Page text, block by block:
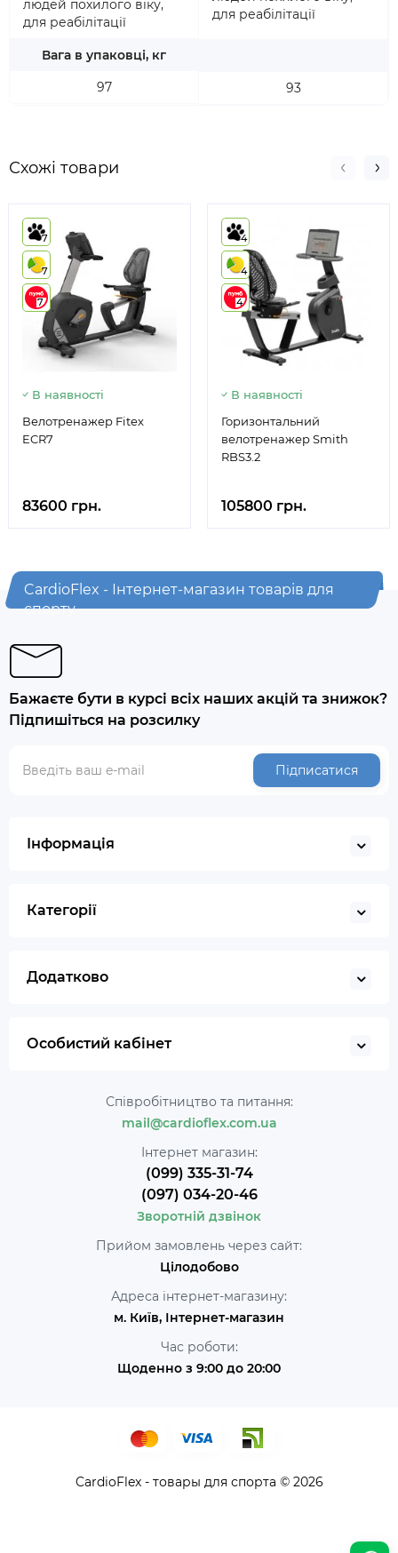
людей похилого віку,
для реабілітації
Вага в упаковці, кг
97
для реабілітації
93
Схожі товари
7
7
7
В наявності
Велотренажер Fitex
ECR7
83600 грн.
4
4
4
В наявності
Горизонтальний
велотренажер Smith
RBS3.2
105800 грн.
CardioFlex - Інтернет-магазин товарів для
спорту
Бажаєте бути в курсі всіх наших акцій та знижок?
Підпишіться на розсилку
Підписатися
Інформація
Категорії
Додатково
Особистий кабінет
Співробітництво та питання:
mail@cardioflex.com.ua
Інтернет магазин:
(099) 335-31-74
(097) 034-20-46
Зворотній дзвінок
Прийом замовлень через сайт:
Цілодобово
Адреса інтернет-магазину:
м. Київ, Інтернет-магазин
Час роботи:
Щоденно з 9:00 до 20:00
CardioFlex - товары для спорта © 2026